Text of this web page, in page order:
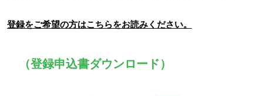
登録をご希望の方はこちらをお読みください。
（登録申込書ダウンロード）